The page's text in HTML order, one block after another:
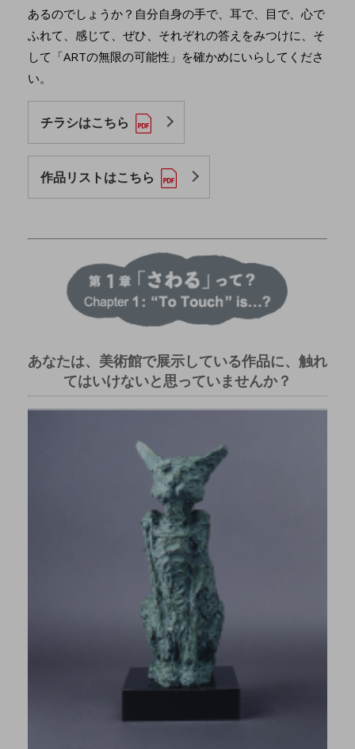
あるのでしょうか？自分自身の手で、耳で、目で、心で
ふれて、感じて、ぜひ、それぞれの答えをみつけに、そ
して「ARTの無限の可能性」を確かめにいらしてくださ
い。​​​​​
チラシはこちら
作品リストはこちら
あなたは、美術館で展示している作品に、触れ
てはいけないと思っていませんか？